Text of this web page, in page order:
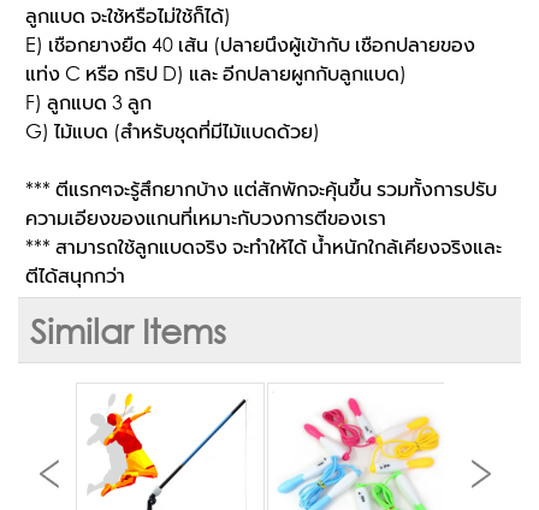
ลูกแบด จะใช้หรือไม่ใช้ก็ได้)
E) เชือกยางยืด 40 เส้น (ปลายนึงผู้เข้ากับ เชือกปลายของ
แท่ง C หรือ กริป D) และ อีกปลายผูกกับลูกแบด)
F) ลูกแบด 3 ลูก
G) ไม้แบด (สำหรับชุดที่มีไม้แบดด้วย)
*** ตีแรกๆจะรู้สึกยากบ้าง แต่สักพักจะคุ้นขึ้น รวมทั้งการปรับ
ความเอียงของแกนที่เหมาะกับวงการตีของเรา
*** สามารถใช้ลูกแบดจริง จะทำให้ได้ น้ำหนักใกล้เคียงจริงและ
ตีได้สนุกกว่า
Similar Items